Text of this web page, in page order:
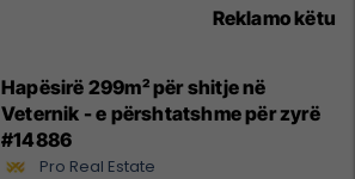
Reklamo këtu
Hapësirë 299m² për shitje në
Veternik - e përshtatshme për zyrë
#14886
Pro Real Estate